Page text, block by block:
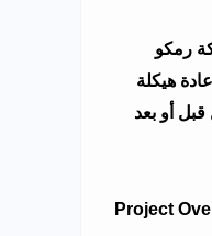
رمكو
هيكلة
أو بعد
Project